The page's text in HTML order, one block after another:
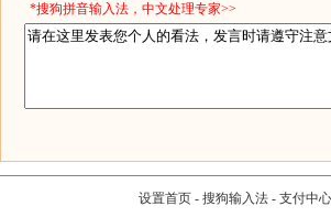
*搜狗拼音输入法，中文处理专家>>
设置首页- 搜狗输入法- 支付中心